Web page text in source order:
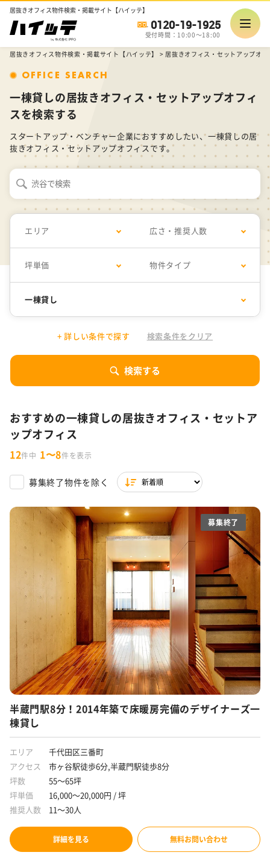
居抜きオフィス物件検索・掲載サイト【ハイッテ】
0120-19-1925
受付時間：10:00～18:00
居抜きオフィス物件検索・掲載サイト【ハイッテ】 > 居抜きオフィス・セットアップオ
OFFICE SEARCH
一棟貸しの居抜きオフィス・セットアップオフィ
スを検索する
スタートアップ・ベンチャー企業におすすめしたい、一棟貸しの居
抜きオフィス・セットアップオフィスです。
エリア 広さ・推奨人数
坪単価 物件タイプ
一棟貸し
検索する
千代田区
中央区
渋谷区
新宿区
豊島区
東京都 その他
東京都の内装付きオフィス特集
WeWorkの東京拠点
渋谷限定！居抜きオフィス・セットアップ・サービスオフィ
ラウンジ・テラス・バルコニーがあるオフィス
木目調オフィス特集
ファミレス席
男女別トイレ
スタートアップ企業向け東京都の30坪以下オフィス特集
東京都内の坪単価1万円台オフィス特集
30坪以下
31坪〜50坪
51坪〜100坪
11～30人
31～50人
51～80人
1万円以下
10,001円〜15,000円
15,001円〜20,000円
20,001円〜25,000円
居抜きオフィス
セットアップオフィス
SOHO
コワーキング
デザイナーズオフィス
フォンブース
駐車場付き
駐輪場あり
築浅
会議室あり
バルコニーorテラスor屋上あり
一棟貸し
セントラル空調
OAフロア
天井が高い
個別空調
貸会議室あり
ラウンジ
フリーレント
什器付き
原状回復義務なし
敷金3ヶ月以下
路線が多い
駅から徒歩5分圏内
+ 詳しい条件で探す 検索条件をクリア
おすすめの一棟貸しの居抜きオフィス・セットア
ップオフィス
12件中 1〜8件を表示
募集終了物件を除く
募集終了
半蔵門駅8分！2014年築で床暖房完備のデザイナーズ一
棟貸し
エリア
千代田区三番町
アクセス
市ヶ谷駅徒歩6分,半蔵門駅徒歩8分
坪数
55～65坪
坪単価
16,000～20,000円 / 坪
推奨人数
11～30人
詳細を見る 無料お問い合わせ